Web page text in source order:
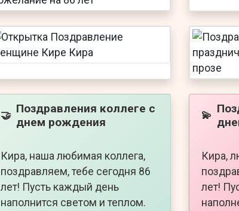
🤝 Поздравления коллеге с
днем рождения
Кира, наша любимая коллега,
поздравляем, тебе сегодня 86
лет! Пусть каждый день
наполнится светом и теплом.
💫
Кира,
лет!